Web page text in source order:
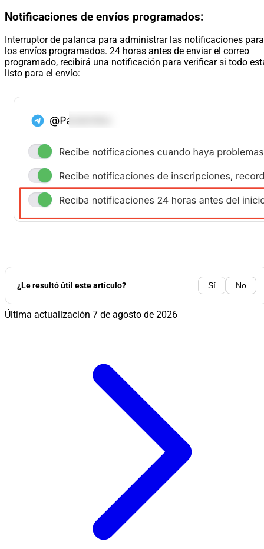
Notificaciones de envíos programados:
Interruptor de palanca para administrar las notificaciones para
los envíos programados. 24 horas antes de enviar el correo
programado, recibirá una notificación para verificar si todo
listo para el envío:
¿Le resultó útil este artículo? Sí No
Última actualización 7 de agosto de 2026